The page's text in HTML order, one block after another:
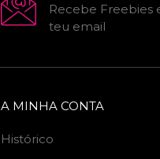
Recebe Freebies
teu email
A MINHA CONTA
Histórico